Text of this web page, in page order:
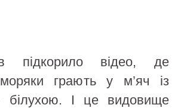
підкорило відео, де
грають у м’яч із
білухою. І це видовище